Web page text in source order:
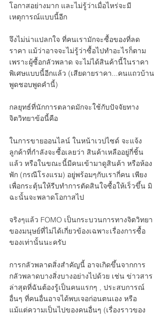
โอกาสอย่างมาก และไม่รู้ว่าเมื่อไหร่จะมี
เหตุการณ์แบบนี้อีก
จึงไม่น่าแปลกใจ ที่คนเรามักจะซื้อของที่ลด
ราคา แม้ว่าอาจจะไม่รู้ว่าซื้อไปทำอะไรก็ตาม
เพราะผู้ซื้อกลัวพลาด จะไม่ได้สินค้านี้ในราคา
พิเศษแบบนี้อีกแล้ว (เสียดายราคา...คนแถวบ้าน
พูดชอบพูดคำนี้)
กลยุทธ์ที่นักการตลาดมักจะใช้กับปัจจัยทาง
จิตวิทยาข้อนี้คือ
ในการขายออนไลน์ ในหน้าเวปไซด์ จะแจ้ง
ลูกค้าที่กำลังจะซื้อเลยว่า สินค้าเหลืออยู่กี่ชิ้น
แล้ว หรือในขณะนี้มีคนเข้ามาดูสินค้า หรือห้อง
พัก (กรณีโรงแรม) อยู่พร้อมๆกับเรากี่คน เพียง
เพื่อกระตุ้นให้รีบทำการตัดสินใจซื้อให้เร็วขึ้น มิ
ฉะนั้นจะพลาดโอกาสไป
จริงๆแล้ว FOMO เป็นกระบวนการทางจิตวิทยา
ของมนุษย์ที่ไม่ได้เกี่ยวข้องเฉพาะเรื่องการซื้อ
ของเท่านั้นนะครับ
การกลัวพลาดสิ่งสำคัญนี้ อาจเกิดขึ้นจากการ
กลัวพลาดบางสิ่งบางอย่างไปด้วย เช่น ข่าวสาร
ล่าสุดที่ฉันต้องรู้เป็นคนแรกๆ , ประสบการณ์
อื่นๆ ที่คนอื่นอาจได้พบเจอก่อนตนเอง หรือ
แม้แต่ความเป็นไปของคนอื่นๆ (เรื่องราวของ